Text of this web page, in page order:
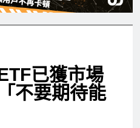
已獲市場
不要期待能